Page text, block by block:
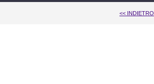
<< INDIETRO